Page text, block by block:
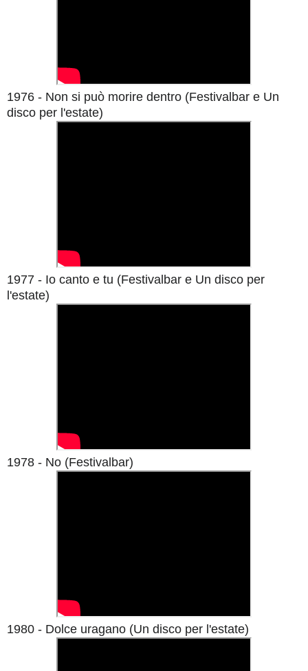
1976 - Non si può morire dentro (Festivalbar e Un
disco per l'estate)
1977 - Io canto e tu (Festivalbar e Un disco per
l'estate)
1978 - No (Festivalbar)
1980 - Dolce uragano (Un disco per l'estate)